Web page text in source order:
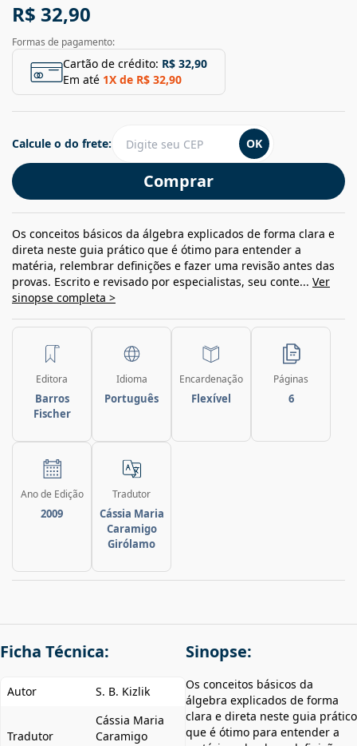
R$ 32,90
Formas de pagamento:
Cartão de crédito: R$ 32,90
Em até 1X de R$ 32,90
Comprar
Calcule o do frete: OK
Os conceitos básicos da álgebra explicados de forma clara e
direta neste guia prático que é ótimo para entender a
matéria, relembrar definições e fazer uma revisão antes das
provas. Escrito e revisado por especialistas, seu conte... Ver
sinopse completa >
Editora
Barros
Fischer
Idioma
Português
Encardenação
Flexível
Páginas
6
Ano de Edição
2009
Tradutor
Cássia Maria
Caramigo
Girólamo
Ficha Técnica:
Autor S. B. Kizlik
Tradutor
Cássia Maria
Caramigo
Sinopse:
Os conceitos básicos da
álgebra explicados de forma
clara e direta neste guia prático
que é ótimo para entender a